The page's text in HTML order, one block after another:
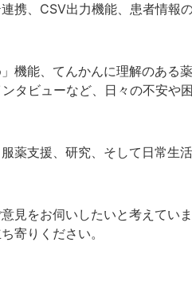
携、CSV出力機能、患者情報
機能、てんかんに理解のある
タビューなど、日々の不安や
薬支援、研究、そして日常生
見をお伺いしたいと考えてい
寄りください。